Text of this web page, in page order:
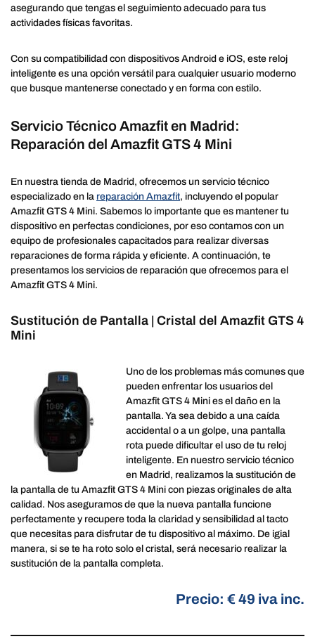
asegurando que tengas el seguimiento adecuado para tus
actividades físicas favoritas.
Con su compatibilidad con dispositivos Android e iOS, este reloj
inteligente es una opción versátil para cualquier usuario moderno
que busque mantenerse conectado y en forma con estilo.
Servicio Técnico Amazfit en Madrid:
Reparación del Amazfit GTS 4 Mini
En nuestra tienda de Madrid, ofrecemos un servicio técnico
especializado en la reparación Amazfit, incluyendo el popular
Amazfit GTS 4 Mini. Sabemos lo importante que es mantener tu
dispositivo en perfectas condiciones, por eso contamos con un
equipo de profesionales capacitados para realizar diversas
reparaciones de forma rápida y eficiente. A continuación, te
presentamos los servicios de reparación que ofrecemos para el
Amazfit GTS 4 Mini.
Sustitución de Pantalla | Cristal del Amazfit GTS 4
Mini
Uno de los problemas más comunes que
pueden enfrentar los usuarios del
Amazfit GTS 4 Mini es el daño en la
pantalla. Ya sea debido a una caída
accidental o a un golpe, una pantalla
rota puede dificultar el uso de tu reloj
inteligente. En nuestro servicio técnico
en Madrid, realizamos la sustitución de
la pantalla de tu Amazfit GTS 4 Mini con piezas originales de alta
calidad. Nos aseguramos de que la nueva pantalla funcione
perfectamente y recupere toda la claridad y sensibilidad al tacto
que necesitas para disfrutar de tu dispositivo al máximo. De igial
manera, si se te ha roto solo el cristal, será necesario realizar la
sustitución de la pantalla completa.
Precio: € 49 iva inc.